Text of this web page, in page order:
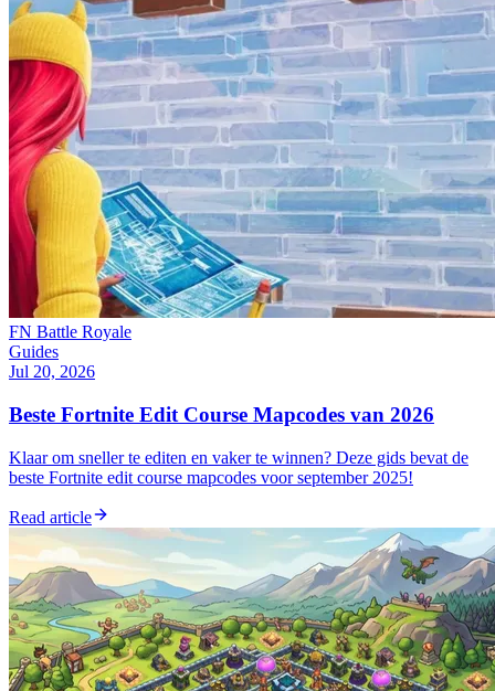
FN Battle Royale
Guides
Jul 20, 2026
Beste Fortnite Edit Course Mapcodes van 2026
Klaar om sneller te editen en vaker te winnen? Deze gids bevat de
beste Fortnite edit course mapcodes voor september 2025!
Read article